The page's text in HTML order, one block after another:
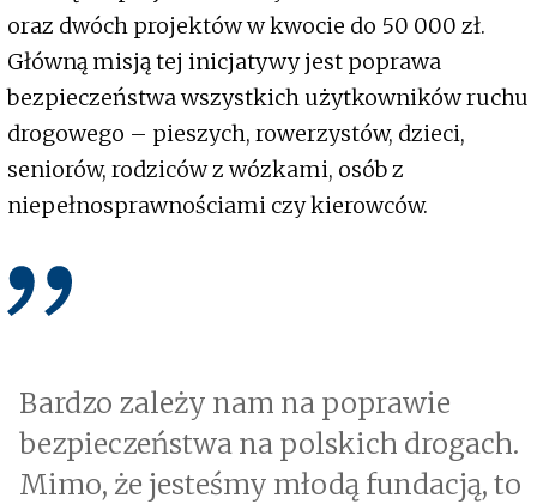
oraz dwóch projektów w kwocie do 50 000 zł.
Główną misją tej inicjatywy jest poprawa
bezpieczeństwa wszystkich użytkowników ruchu
drogowego – pieszych, rowerzystów, dzieci,
seniorów, rodziców z wózkami, osób z
niepełnosprawnościami czy kierowców.
Bardzo zależy nam na poprawie
bezpieczeństwa na polskich drogach.
Mimo, że jesteśmy młodą fundacją, to